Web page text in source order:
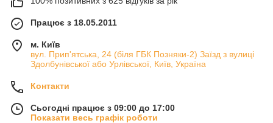
Працює з 18.05.2011
м. Київ
вул. Прип'ятська, 24 (біля ГБК Позняки-2) Заїзд з вулиці
Здолбунівської або Урлівської, Київ, Україна
Контакти
Сьогодні працює з 09:00 до 17:00
Показати весь графік роботи